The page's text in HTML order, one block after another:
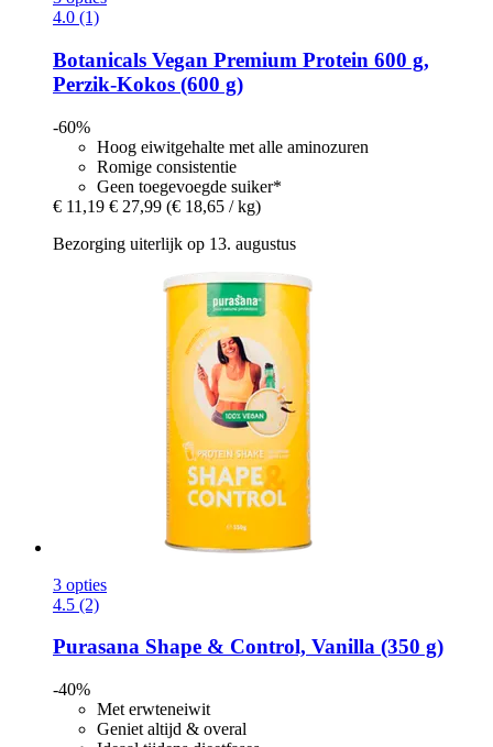
4.0 (1)
Botanicals Vegan Premium Protein 600 g,
Perzik-​Kokos (600 g)
-60%
Hoog eiwitgehalte met alle aminozuren
Romige consistentie
Geen toegevoegde suiker*
€ 11,19 € 27,99 (€ 18,65 / kg)
Bezorging uiterlijk op 13. augustus
3 opties
4.5 (2)
Purasana Shape & Control, Vanilla (350 g)
-40%
Met erwteneiwit
Geniet altijd & overal